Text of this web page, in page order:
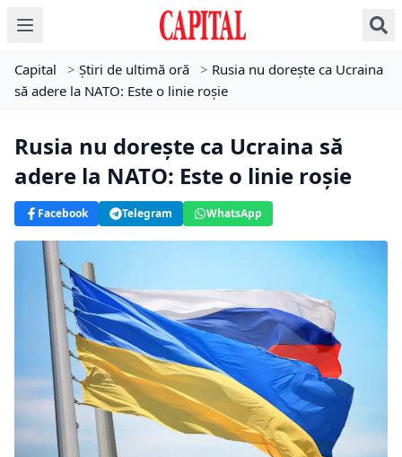
Capital > Știri de ultimă oră > Rusia nu dorește ca Ucraina
să adere la NATO: Este o linie roșie
Rusia nu dorește ca Ucraina să
adere la NATO: Este o linie roșie
Facebook Telegram WhatsApp